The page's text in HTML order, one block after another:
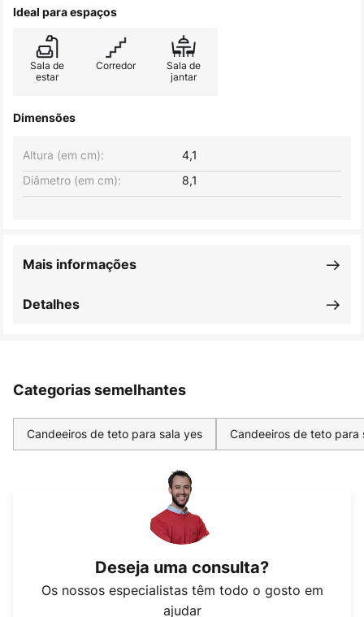
Ideal para espaços
Sala de
estar
Corredor
Sala de
jantar
Dimensões
Altura (em cm):
4,1
Diâmetro (em cm):
8,1
Detalhes
Mais informações
Categorias semelhantes
Candeeiros de teto para sala yes Candeeiros de teto para
Deseja uma consulta?
Os nossos especialistas têm todo o gosto em
ajudar